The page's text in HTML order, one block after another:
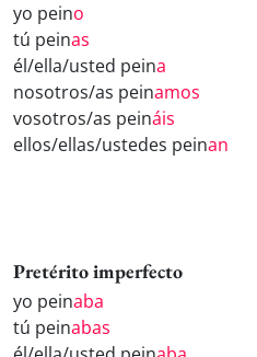
yo peino
tú peinas
él/ella/usted peina
nosotros/as peinamos
vosotros/as peináis
ellos/ellas/ustedes peinan
Pretérito imperfecto
yo peinaba
tú peinabas